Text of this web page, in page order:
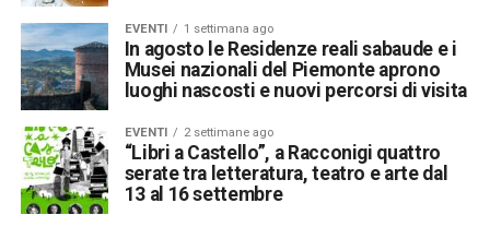
EVENTI 1 settimana ago
In agosto le Residenze reali sabaude e i
Musei nazionali del Piemonte aprono
luoghi nascosti e nuovi percorsi di visita
EVENTI 2 settimane ago
“Libri a Castello”, a Racconigi quattro
serate tra letteratura, teatro e arte dal
13 al 16 settembre